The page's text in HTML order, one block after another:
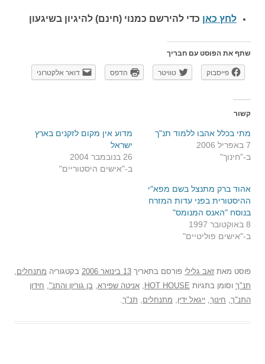
לחץ כאן כדי להירשם כמנוי (חינם) להיגיון בשיגעון
שתף את הפוסט עם חבריך
פייסבוק טוויטר הדפס דואר אלקטרוני
קשור
מתי בכלל אהבו ללמוד תנ"ך
7 באפריל 2006
ב-"חינוך"
מדוע אין מקום לזקנים בארץ
ישראל
26 בנובמבר 2004
ב-"אישים היסטוריים"
אהוד ברק מתנצל בשם מפא"י
ההיסטורית בפני עדות המזרח
בנוסח "האנס המנומס"
8 באוקטובר 1997
ב-"אישים פוליטיים"
פוסט מאת זאב גלילי פורסם בתאריך 13 בינואר 2006 בקטגוריה מתנחלים
תנ"ך וסומן בתגיות HOT HOUSE אניטה שפירא בן גוריון והתנ" חידון
התנ"ך חינוך ייגאל ידין מתנחלים תנ"ך